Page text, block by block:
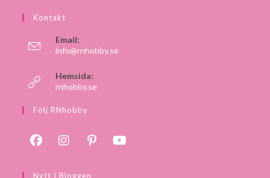
Kontakt
Email:
info@rnhobby.se
Hemsida:
rnhobby.se
Följ RNhobby
Nytt I Bloggen